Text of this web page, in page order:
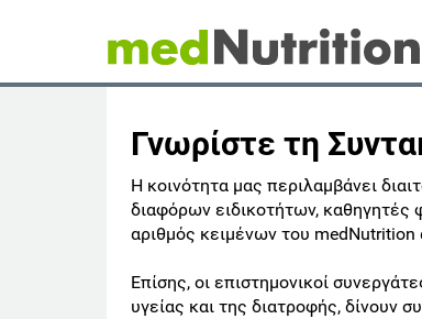
Γνωρίστε τη
Η κοινότητα μας περιλαμβάνει
διαφόρων ειδικοτήτων, καθηγητές
αριθμός κειμένων του
Επίσης, οι επιστημονικοί
υγείας και της διατροφής, δίνουν